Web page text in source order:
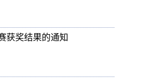
获奖结果的通知